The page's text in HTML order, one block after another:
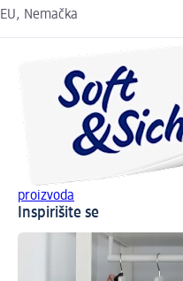
EU, Nemačka
proizvoda
Inspirišite se